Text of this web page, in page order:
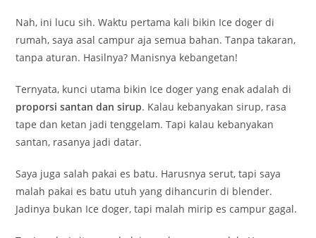
Nah, ini lucu sih. Waktu pertama kali bikin Ice doger di
rumah, saya asal campur aja semua bahan. Tanpa takaran,
tanpa aturan. Hasilnya? Manisnya kebangetan!
Ternyata, kunci utama bikin Ice doger yang enak adalah di
proporsi santan dan sirup. Kalau kebanyakan sirup, rasa
tape dan ketan jadi tenggelam. Tapi kalau kebanyakan
santan, rasanya jadi datar.
Saya juga salah pakai es batu. Harusnya serut, tapi saya
malah pakai es batu utuh yang dihancurin di blender.
Jadinya bukan Ice doger, tapi malah mirip es campur gagal.